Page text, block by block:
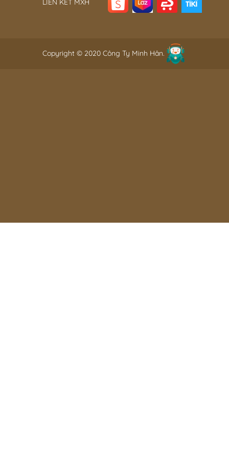
Copyright © 2020 Công Ty Minh Hân.